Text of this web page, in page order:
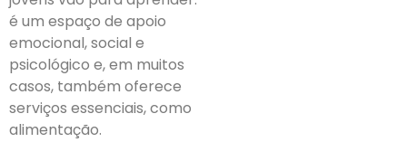
é um espaço de apoio
emocional, social e
psicológico e, em muitos
casos, também oferece
serviços essenciais, como
alimentação.